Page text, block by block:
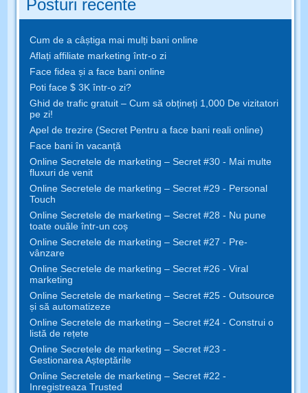
Posturi recente
Cum de a câștiga mai mulți bani online
Aflați affiliate marketing într-o zi
Face fidea și a face bani online
Poti face $ 3K într-o zi?
Ghid de trafic gratuit – Cum să obțineți 1,000 De vizitatori
pe zi!
Apel de trezire (Secret Pentru a face bani reali online)
Face bani în vacanță
Online Secretele de marketing – Secret #30 - Mai multe
fluxuri de venit
Online Secretele de marketing – Secret #29 - Personal
Touch
Online Secretele de marketing – Secret #28 - Nu pune
toate ouăle într-un coș
Online Secretele de marketing – Secret #27 - Pre-
vânzare
Online Secretele de marketing – Secret #26 - Viral
marketing
Online Secretele de marketing – Secret #25 - Outsource
și să automatizeze
Online Secretele de marketing – Secret #24 - Construi o
listă de rețete
Online Secretele de marketing – Secret #23 -
Gestionarea Așteptările
Online Secretele de marketing – Secret #22 -
Inregistreaza Trusted